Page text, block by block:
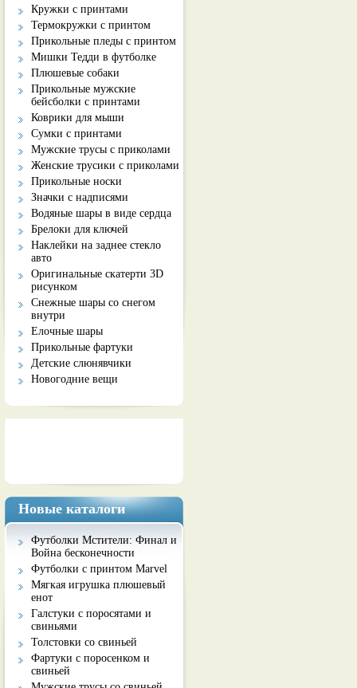
Кружки с принтами
Термокружки с принтом
Прикольные пледы с принтом
Мишки Тедди в футболке
Плюшевые собаки
Прикольные мужские
бейсболки с принтами
Коврики для мыши
Сумки с принтами
Мужские трусы с приколами
Женские трусики с приколами
Прикольные носки
Значки с надписями
Водяные шары в виде сердца
Брелоки для ключей
Наклейки на заднее стекло
авто
Оригинальные скатерти 3D
рисунком
Снежные шары со снегом
внутри
Елочные шары
Прикольные фартуки
Детские слюнявчики
Новогодние вещи
Новые каталоги
Футболки Мстители: Финал и
Война бесконечности
Футболки с принтом Marvel
Мягкая игрушка плюшевый
енот
Галстуки с поросятами и
свиньями
Толстовки со свиньей
Фартуки с поросенком и
свиньей